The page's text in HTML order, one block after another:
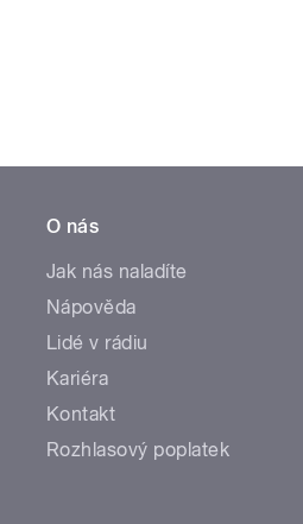
O nás
Jak nás naladíte
Nápověda
Lidé v rádiu
Kariéra
Kontakt
Rozhlasový poplatek